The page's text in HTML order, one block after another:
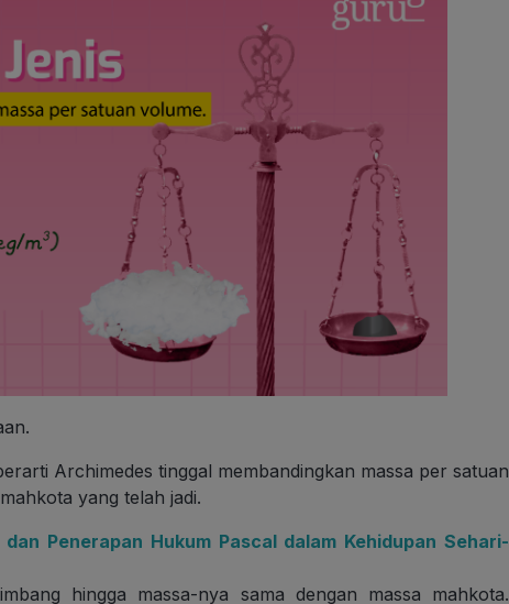
Archimedes tinggal membandingkan massa per satuan
yang telah jadi.
Penerapan Hukum Pascal dalam Kehidupan Sehari-
hingga massa-nya sama dengan massa mahkota.